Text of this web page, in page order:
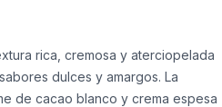
rica, cremosa y aterciopelada
dulces y amargos. La
de cacao blanco y crema espesa